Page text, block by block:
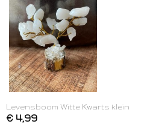
Levensboom Witte Kwarts klein
€ 4,99